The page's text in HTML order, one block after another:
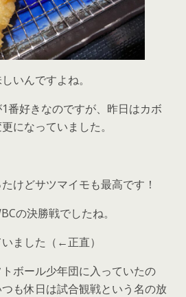
いんですよね。
番好きなのですが、昨日はカボ
になっていました。
けどサツマイモも最高です！
の決勝戦でしたね。
ました（←正直）
ボール少年団に入っていたの
も休日は試合観戦という名の放